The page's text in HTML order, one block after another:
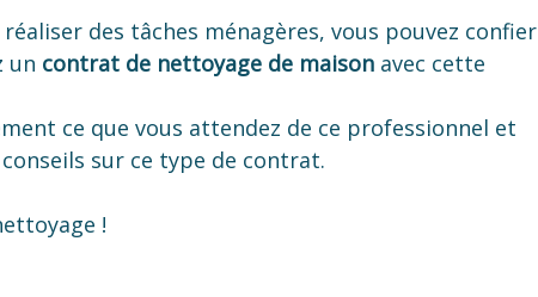
des tâches ménagères, vous pouvez confier
un contrat de nettoyage de maison avec cette
ce que vous attendez de ce professionnel et
sur ce type de contrat.
!